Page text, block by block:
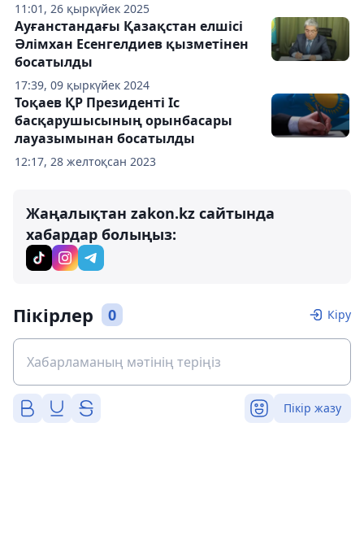
11:01, 26 қыркүйек 2025
17:39, 09 қыркүйек 2024
Ауғанстандағы Қазақстан елшісі
Әлімхан Есенгелдиев қызметінен
босатылды
12:17, 28 желтоқсан 2023
Тоқаев ҚР Президенті Іс
басқарушысының орынбасары
лауазымынан босатылды
Жаңалықтан zakon.kz сайтында
хабардар болыңыз:
Пікірлер 0 Кіру
Пікір жазу